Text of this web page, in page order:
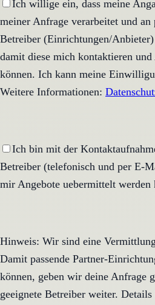
Ich willige ein, dass meine
meiner Anfrage verarbeitet und an
Betreiber (Einrichtungen/
damit diese mich kontaktieren und
können. Ich kann meine
Weitere Informationen:
Ich bin mit der
Betreiber (telefonisch und per E-
mir Angebote uebermittelt werden
Hinweis: Wir sind eine
Damit passende Partner-
können, geben wir deine Anfrage
geeignete Betreiber weiter.